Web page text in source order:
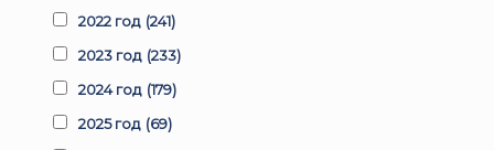
2022 год (241)
2023 год (233)
2024 год (179)
2025 год (69)